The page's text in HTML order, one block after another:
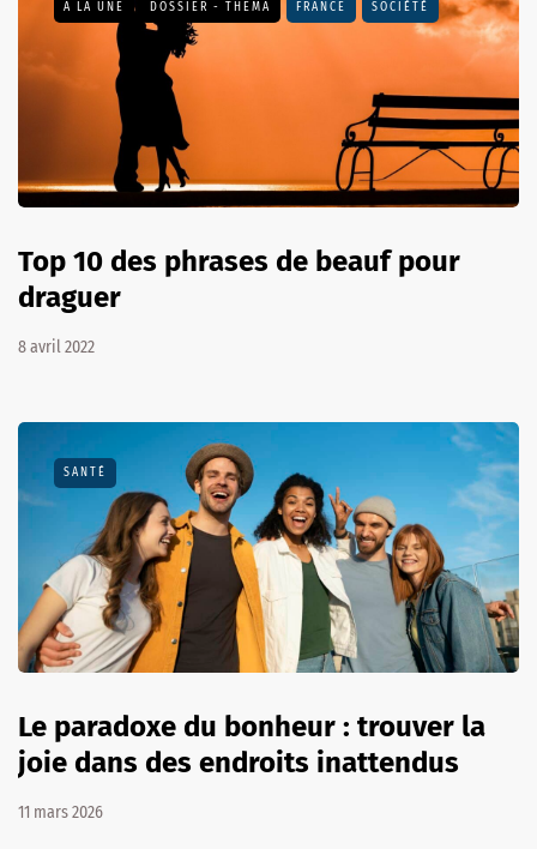
A LA UNE DOSSIER - THEMA FRANCE SOCIÉTÉ
Top 10 des phrases de beauf pour
draguer
8 avril 2022
SANTÉ
Le paradoxe du bonheur : trouver la
joie dans des endroits inattendus
11 mars 2026